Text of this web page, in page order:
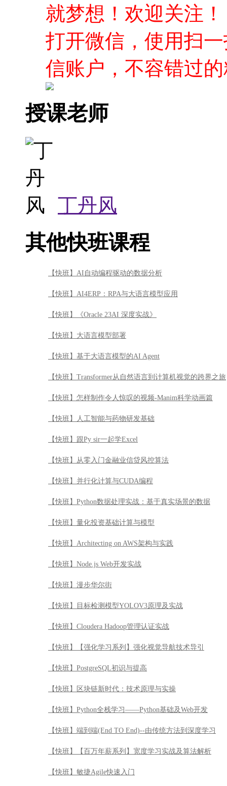
授课老师
丁丹风
其他快班课程
【快班】《Oracle 23AI 深度实战》
【快班】大语言模型部署
【快班】基于大语言模型的AI Agent
【快班】Transformer从自然语言到计算机视觉的跨界之旅
【快班】怎样制作令人惊叹的视频-Manim科学动画篇
【快班】人工智能与药物研发基础
【快班】跟Py sir一起学Excel
【快班】从零入门金融业信贷风控算法
【快班】并行化计算与CUDA编程
【快班】Python数据处理实战：基于真实场景的数据
【快班】量化投资基础计算与模型
【快班】Architecting on AWS架构与实践
【快班】Node.js Web开发实战
【快班】漫步华尔街
【快班】目标检测模型YOLOV3原理及实战
【快班】Cloudera Hadoop管理认证实战
【快班】【强化学习系列】强化视觉导航技术导引
【快班】PostgreSQL初识与提高
【快班】区块链新时代：技术原理与实操
【快班】Python全栈学习——Python基础及Web开发
【快班】端到端(End TO End)--由传统方法到深度学习
【快班】【百万年薪系列】宽度学习实战及算法解析
【快班】敏捷Agile快速入门
【快班】安全渗透测试工具之Burp Suite使用精讲
【快班】Python全栈学习——Python自动化测试
【快班】系统运维之基础服务进阶实战
【快班】Elastic Stack实战
【快班】测试架构师核心技术